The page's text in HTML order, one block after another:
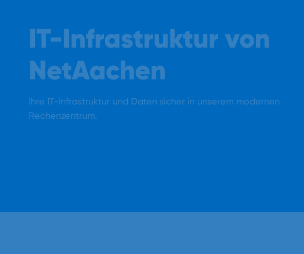
IT-Infrastruktur von
NetAachen
Ihre IT-Infrastruktur und Daten sicher in unserem modernen
Rechenzentrum.